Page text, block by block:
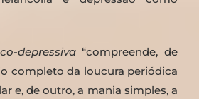
depressiva“compreende, de
completo da loucura periódica
e, de outro, a mania simples, a